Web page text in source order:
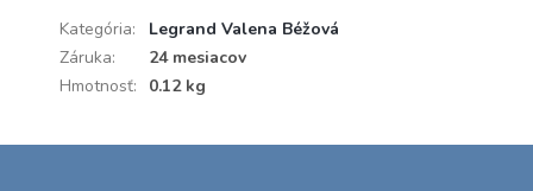
Kategória:
Legrand Valena Béžová
Záruka:
24 mesiacov
Hmotnosť: 0.12 kg